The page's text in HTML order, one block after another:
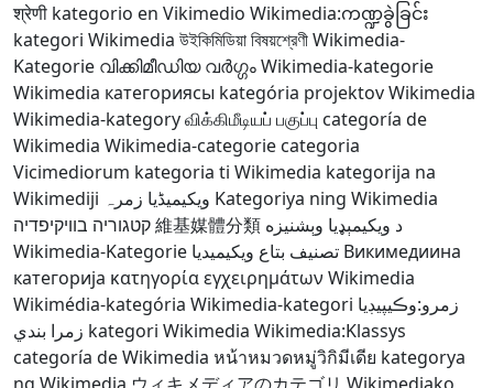
श्रेणी kategorio en Vikimedio Wikimedia:ကဏ္ဍခွဲခြင်း
kategori Wikimedia উইকিমিডিয়া বিষয়শ্রেণীWikimedia-
Kategorie വിക്കിമീഡിയ വർഗ്ഗംWikimedia-kategorie
Wikimedia категориясы kategória projektov Wikimedia
Wikimedia-kategoryவிக்கிமீடியப் பகுப்பு categoría de
Wikimedia Wikimedia-categorie categoria
Vicimediorum kategoria ti Wikimedia kategorija na
Wikimediji ویکیمیڈیا زمرہ Kategoriya ning Wikimedia
קטגוריה בוויקיפדיה維基媒體分類 د ويکيمېډيا وېشنيزه
Wikimedia-Kategorie تصنيف بتاع ويكيميديا Викимедиина
категорија κατηγορία εγχειρημάτων Wikimedia
Wikimédia-kategória Wikimedia-kategori زمرو:وڪيپيڊيا
زمرا بندي kategori Wikimedia Wikimedia:Klassys
categoría de Wikimedia หน้าหมวดหมู่วิกิมีเดีย kategorya